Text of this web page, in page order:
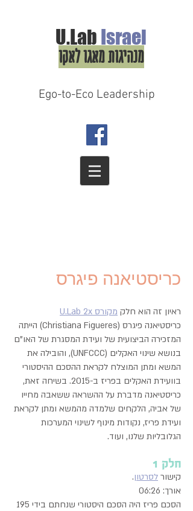
U.Lab Israel
מנהיגות מאגו לאקו
Ego-to-Eco Leadership
כריסטיאנה פיגרס
ראיון זה הוא חלק מקורס U.Lab 2x
כריסטיאנה פיגרס (Christiana Figueres) הייתה
המזכירה הביצועית של ועידת המסגרת של האו"ם
בנושא שינוי האקלים (UNFCCC), והובילה את
המשא ומתן המוצלח לקראת ההסכם ההיסטורי
בוועידת האקלים בפריז ב-2015. בשיחה זאת,
כריסטיאנה מדברת על ההשראה ששאבה מחייו
של אביה, הלקחים שלמדה מהמשא ומתן לקראת
ועידת פריז, נקודות מינוף לשינוי המערכות
הגלובליות שלנו, ועוד.
חלק 1
קישור לסרטון.
אורך: 06:26
הסכם פריז היה הסכם היסטורי שנחתם בידי 195